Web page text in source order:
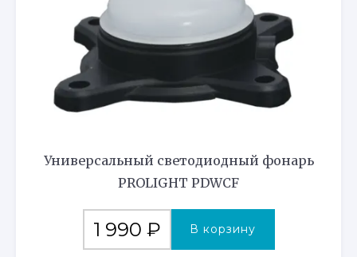
Универсальный светодиодный фонарь
PROLIGHT PDWCF
1 990 ₽ В корзину